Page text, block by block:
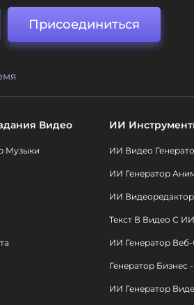
Присоединиться
Видео
Музыки
ИИ
ИИ Видео
ИИ Генератор
ИИ Видеоредактор
Текст В Видео С ИИ
ИИ Генератор
Генератор Бизнес
ИИ Генератор